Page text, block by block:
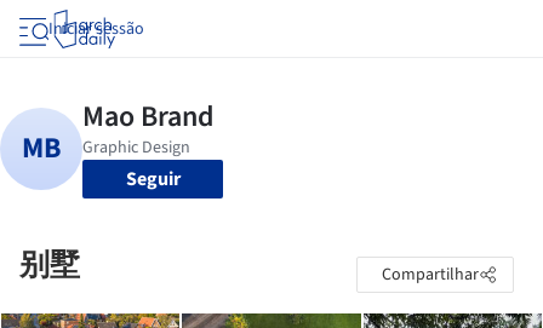
Iniciar sessão
Seguir
别墅 Compartilhar